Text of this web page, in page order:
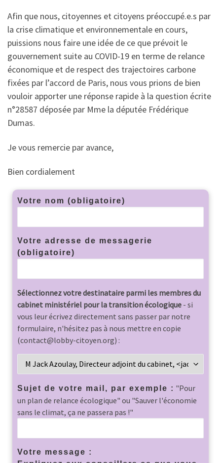
Afin que nous, citoyennes et citoyens préoccupé.e.s par
la crise climatique et environnementale en cours,
puissions nous faire une idée de ce que prévoit le
gouvernement suite au COVID-19 en terme de relance
économique et de respect des trajectoires carbone
fixées par l’accord de Paris, nous vous prions de bien
vouloir apporter une réponse rapide à la question écrite
n°28587 déposée par Mme la députée Frédérique
Dumas.
Je vous remercie par avance,
Bien cordialement
Votre nom (obligatoire)
Votre adresse de messagerie
(obligatoire)
Sélectionnez votre destinataire parmi les membres du
cabinet ministériel pour la transition écologique - si
vous leur écrivez directement sans passer par notre
formulaire, n'hésitez pas à nous mettre en copie
(contact@lobby-citoyen.org) :
Sujet de votre mail, par exemple : "Pour
un plan de relance écologique" ou "Sauver l'économie
sans le climat, ça ne passera pas !"
Votre message :